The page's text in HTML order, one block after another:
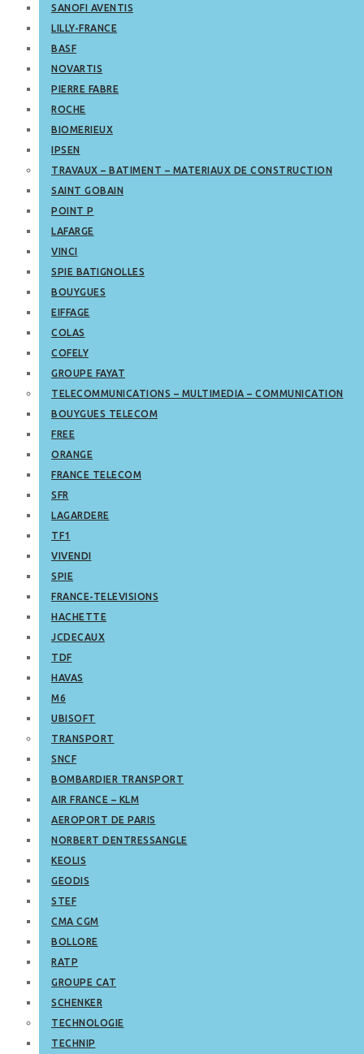
SANOFI AVENTIS
LILLY-FRANCE
BASF
NOVARTIS
PIERRE FABRE
ROCHE
BIOMERIEUX
IPSEN
TRAVAUX – BATIMENT – MATERIAUX DE CONSTRUCTION
SAINT GOBAIN
POINT P
LAFARGE
VINCI
SPIE BATIGNOLLES
BOUYGUES
EIFFAGE
COLAS
COFELY
GROUPE FAYAT
TELECOMMUNICATIONS – MULTIMEDIA – COMMUNICATION
BOUYGUES TELECOM
FREE
ORANGE
FRANCE TELECOM
SFR
LAGARDERE
TF1
VIVENDI
SPIE
FRANCE-TELEVISIONS
HACHETTE
JCDECAUX
TDF
HAVAS
M6
UBISOFT
TRANSPORT
SNCF
BOMBARDIER TRANSPORT
AIR FRANCE – KLM
AEROPORT DE PARIS
NORBERT DENTRESSANGLE
KEOLIS
GEODIS
STEF
CMA CGM
BOLLORE
RATP
GROUPE CAT
SCHENKER
TECHNOLOGIE
TECHNIP